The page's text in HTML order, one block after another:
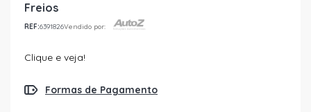
Freios
REF:6391826Vendido por:
Clique e veja!
Formas de Pagamento